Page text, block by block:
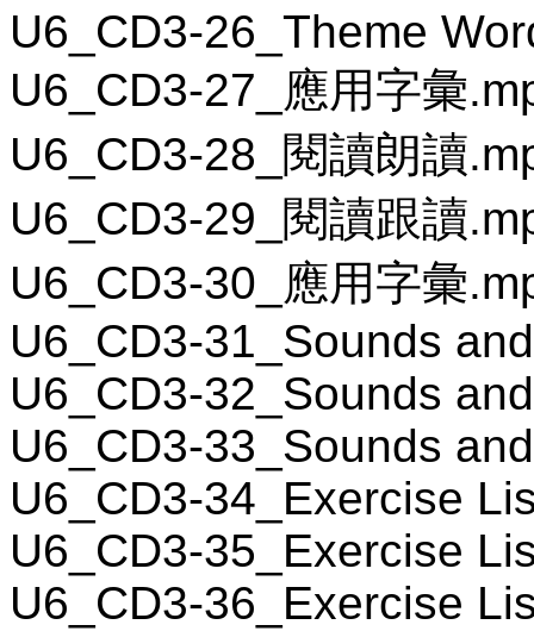
U6_CD3-26_Theme
U6_CD3-27_應用字彙
U6_CD3-28_閱讀朗讀
U6_CD3-29_閱讀跟讀
U6_CD3-30_應用字彙
U6_CD3-31_Sounds
U6_CD3-32_Sounds
U6_CD3-33_Sounds
U6_CD3-34_Exercise
U6_CD3-35_Exercise
U6_CD3-36_Exercise